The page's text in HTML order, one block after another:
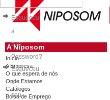
Esqueceu
a
sua
Password?
Esqueceu
o
seu
A Niposom
Início
A Empresa
O que espera de nós
Onde Estamos
Catálogos
Bolsa de Emprego